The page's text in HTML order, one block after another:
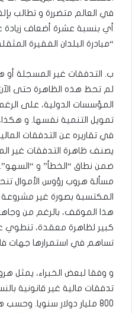
أي بنسبة عشرة أضعاف زيادة
“مبادرة البلدان الفقيرة
ب. التدفقات غير المسجلة أو
لم تحظ هذه الظاهرة حتى
المؤسسات الدولية، على
تمويل التنمية نفسها. و
في تقاريره عن التدفقات
يصنف ظاهرة التدفقات غير
ضمن نطاق “الخطأ” و “السهو”.
مسألة هروب رؤوس الأموال
المكتسبة بصورة غير
هذا الموقف، بالرغم من
كبير لظاهرة معقدة، تنطوي
تساهم في استمرارها جهات
و وفقا لبعض الخبراء، يمثل
800 مليار دولار سنويا.